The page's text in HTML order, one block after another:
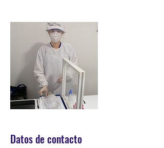
Datos de contacto